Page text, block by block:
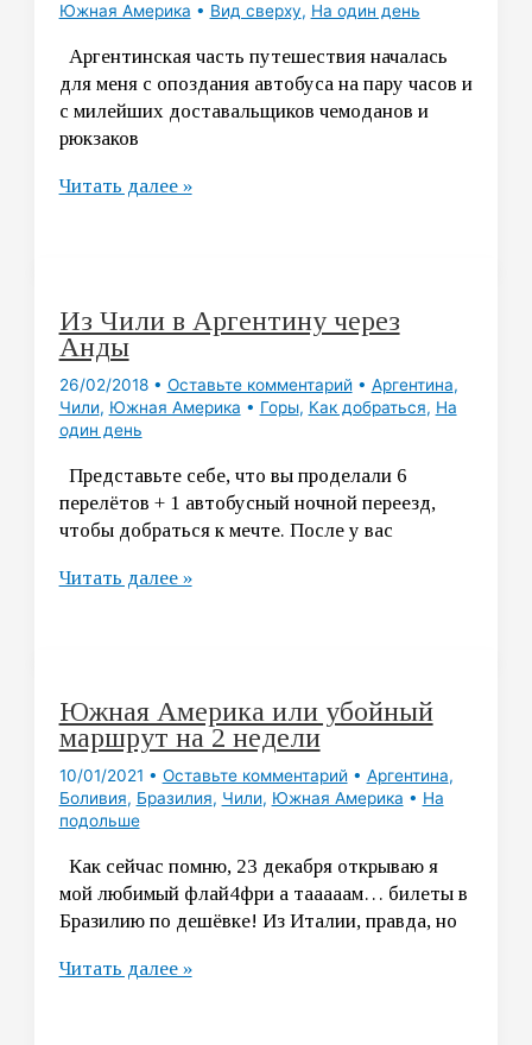
Южная Америка • Вид сверху, На один день
Аргентинская часть путешествия началась
для меня с опоздания автобуса на пару часов и
с милейших доставальщиков чемоданов и
рюкзаков
Аргентинская
Читать далее »
Из Чили в Аргентину через
Анды
26/02/2018 • Оставьте комментарий • Аргентина,
Чили, Южная Америка • Горы, Как добраться, На
один день
Представьте себе, что вы проделали 6
перелётов + 1 автобусный ночной переезд,
чтобы добраться к мечте. После у вас
Из
Анды
Читать далее »
Южная Америка или убойный
маршрут на 2 недели
10/01/2021 • Оставьте комментарий • Аргентина,
Боливия, Бразилия, Чили, Южная Америка • На
подольше
Как сейчас помню, 23 декабря открываю я
мой любимый флай4фри а тааааам… билеты в
Бразилию по дешёвке! Из Италии, правда, но
Южная
Читать далее »